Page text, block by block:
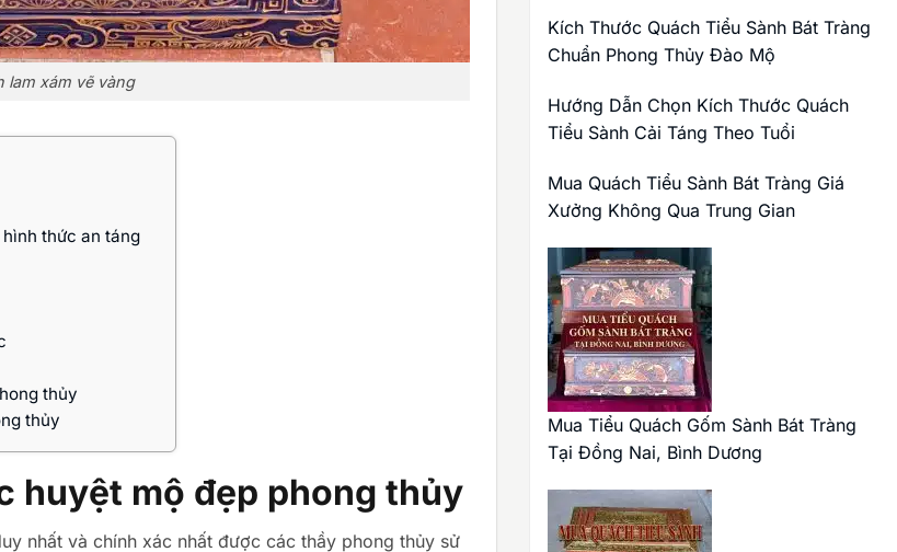
lam xám vẽ vàng
thức an táng
thủy
thủy
huyệt mộ đẹp phong thủy
nhất và chính xác nhất được các thầy phong thủy sử
Kích Thước Quách Tiểu Sành Bát Tràng
Chuẩn Phong Thủy Đào Mộ
Hướng Dẫn Chọn Kích Thước Quách
Tiểu Sành Cải Táng Theo Tuổi
Mua Quách Tiểu Sành Bát Tràng Giá
Xưởng Không Qua Trung Gian
Mua Tiểu Quách Gốm Sành Bát Tràng
Tại Đồng Nai, Bình Dương